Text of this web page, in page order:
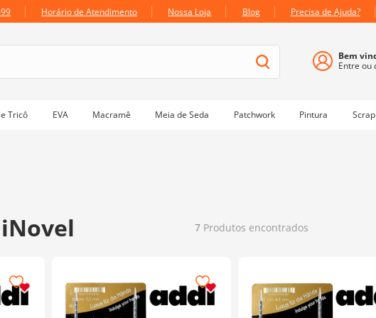
Horário de Atendimento Nossa Loja Blog Precisa de Ajuda?
Tricô EVA Macramê Meia de Seda Patchwork Pintura Scrap
7 Produtos